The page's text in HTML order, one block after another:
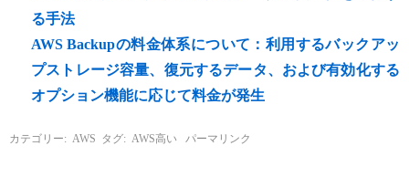
る手法
AWS Backupの料金体系について：利用するバックアッ
プストレージ容量、復元するデータ、および有効化する
オプション機能に応じて料金が発生
カテゴリー: AWS タグ: AWS高い パーマリンク